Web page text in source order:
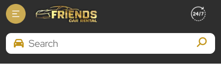
Search Brands